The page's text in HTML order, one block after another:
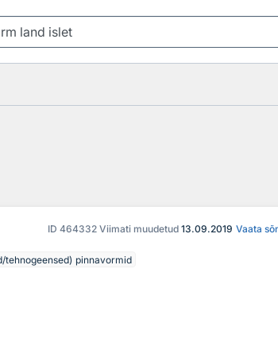
ID 464332 Viimati muudetud 13.09.2019 Vaata
pinnavormid